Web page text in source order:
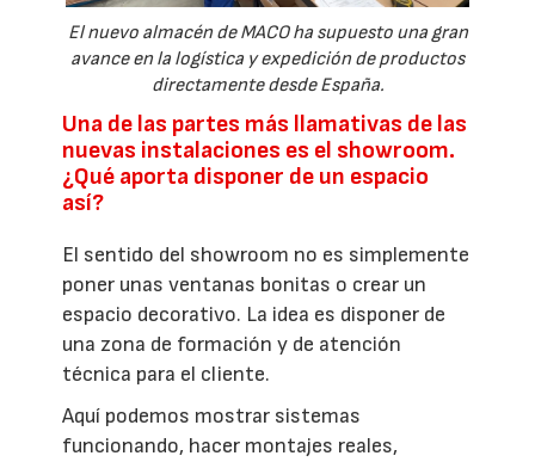
El nuevo almacén de MACO ha supuesto una gran
avance en la logística y expedición de productos
directamente desde España.
Una de las partes más llamativas de las
nuevas instalaciones es el showroom.
¿Qué aporta disponer de un espacio
así?
El sentido del showroom no es simplemente
poner unas ventanas bonitas o crear un
espacio decorativo. La idea es disponer de
una zona de formación y de atención
técnica para el cliente.
Aquí podemos mostrar sistemas
funcionando, hacer montajes reales,